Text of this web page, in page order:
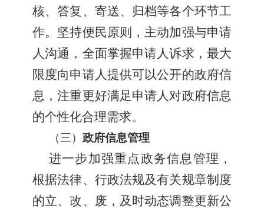
核、答复、寄送、归档等各个环节工
作。坚持便民原则，主动加强与申请
人沟通，全面掌握申请人诉求，最大
限度向申请人提供可以公开的政府信
息，注重更好满足申请人对政府信息
的个性化合理需求。
（三） 政府信息管理
进一步加强重点政务信息管理，
根据法律、行政法规及有关规章制度
的立、改、废，及时动态调整更新公